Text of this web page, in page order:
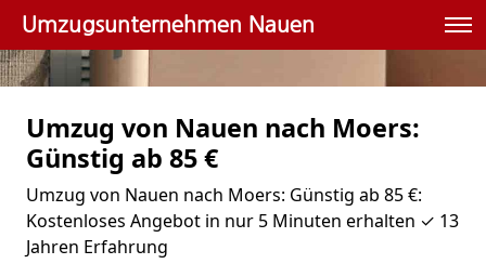
Umzugsunternehmen Nauen
Umzug von Nauen nach Moers:
Günstig ab 85 €
Umzug von Nauen nach Moers: Günstig ab 85 €:
Kostenloses Angebot in nur 5 Minuten erhalten ✓ 13
Jahren Erfahrung